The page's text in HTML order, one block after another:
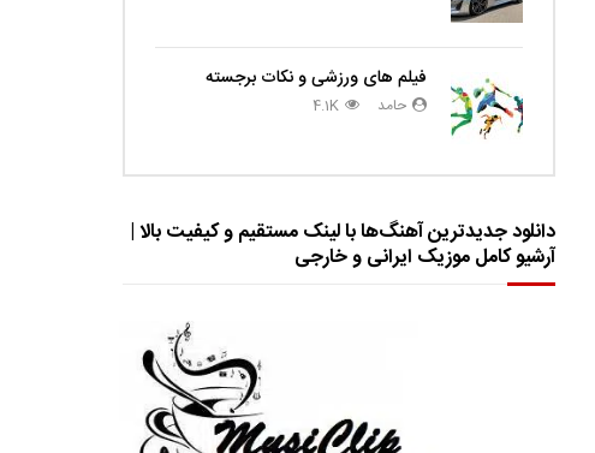
فیلم های ورزشی و نکات برجسته
حامد 4.1K
دانلود جدیدترین آهنگ‌ها با لینک مستقیم و کیفیت بالا |
آرشیو کامل موزیک ایرانی و خارجی